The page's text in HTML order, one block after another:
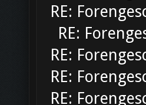
RE:
RE:
RE:
RE:
RE: